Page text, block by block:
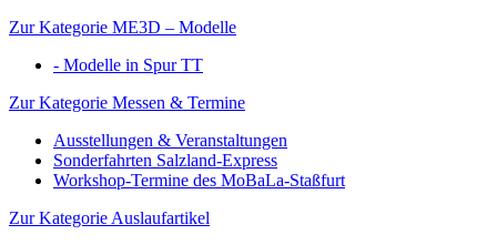
Zur Kategorie ME3D – Modelle
- Modelle in Spur TT
Zur Kategorie Messen & Termine
Ausstellungen & Veranstaltungen
Sonderfahrten Salzland-Express
Workshop-Termine des MoBaLa-Staßfurt
Zur Kategorie Auslaufartikel